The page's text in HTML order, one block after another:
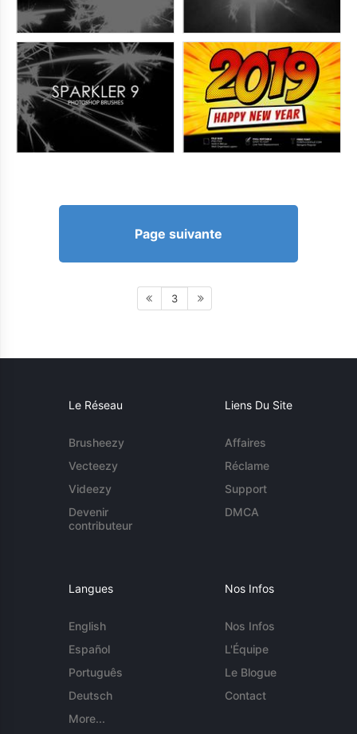
Page suivante
3
Le Réseau
Brusheezy
Vecteezy
Videezy
Devenir
contributeur
Liens Du Site
Affaires
Réclame
Support
DMCA
Langues
English
Español
Português
Deutsch
More...
Nos Infos
Nos Infos
L'Équipe
Le Blogue
Contact